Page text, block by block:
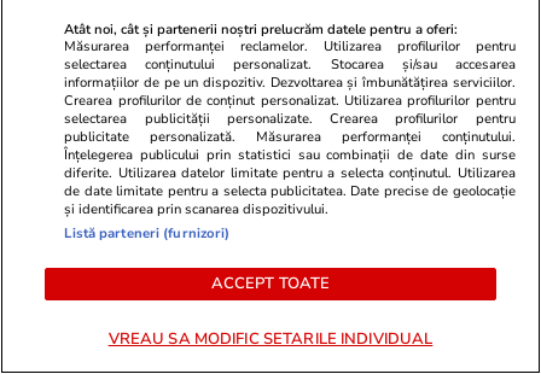
Ce este pământul de diatomee
și cum se utilizează
Știri România
Vremea de mâine, 7 august
2026: peste jumătate de țară,
sub avertizări de caniculă și ploi
torențiale. Lista zonelor
Atât noi, cât și partenerii noștri prelucrăm datele pentru a oferi:
Măsurarea performanței reclamelor. Utilizarea profilurilor pentru
selectarea conținutului personalizat. Stocarea și/sau accesarea
informațiilor de pe un dispozitiv. Dezvoltarea și îmbunătățirea serviciilor.
Crearea profilurilor de conținut personalizat. Utilizarea profilurilor pentru
selectarea publicității personalizate. Crearea profilurilor pentru
publicitate personalizată. Măsurarea performanței conținutului.
Înțelegerea publicului prin statistici sau combinații de date din surse
diferite. Utilizarea datelor limitate pentru a selecta conținutul. Utilizarea
de date limitate pentru a selecta publicitatea. Date precise de geolocație
și identificarea prin scanarea dispozitivului.
Listă parteneri (furnizori)
ACCEPT TOATE
VREAU SA MODIFIC SETARILE INDIVIDUAL